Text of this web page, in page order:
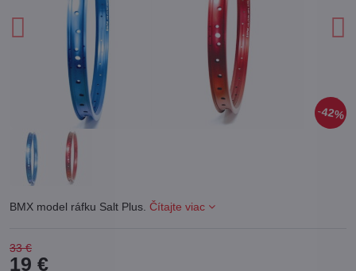
42%
BMX model ráfku Salt Plus. Čítajte viac
33 €
19 €